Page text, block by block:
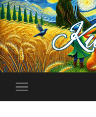
Toggle
mobile